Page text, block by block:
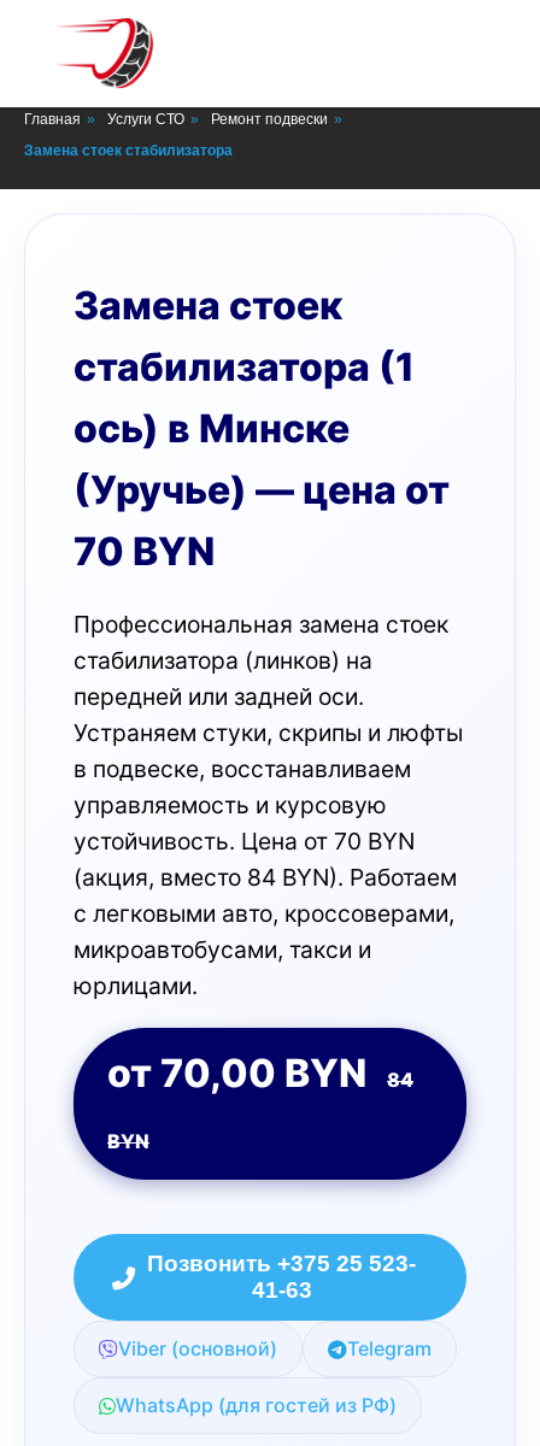
Главная » Услуги СТО » Ремонт подвески »
Замена стоек стабилизатора
Замена стоек
стабилизатора (1
ось) в Минске
(Уручье) — цена от
70 BYN
Профессиональная замена стоек
стабилизатора (линков) на
передней или задней оси.
Устраняем стуки, скрипы и люфты
в подвеске, восстанавливаем
управляемость и курсовую
устойчивость. Цена от 70 BYN
(акция, вместо 84 BYN). Работаем
с легковыми авто, кроссоверами,
микроавтобусами, такси и
юрлицами.
от 70,00 BYN 84
BYN
Позвонить +375 25 523-
41-63
Viber (основной) Telegram
WhatsApp (для гостей из РФ)